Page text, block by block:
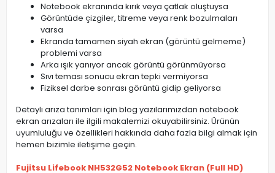
Notebook ekranında kırık veya çatlak oluştuysa
Görüntüde çizgiler, titreme veya renk bozulmaları
varsa
Ekranda tamamen siyah ekran (görüntü gelmeme)
problemi varsa
Arka ışık yanıyor ancak görüntü görünmüyorsa
Sıvı teması sonucu ekran tepki vermiyorsa
Fiziksel darbe sonrası görüntü gidip geliyorsa
Detaylı arıza tanımları için blog yazılarımızdan notebook
ekran arızaları ile ilgili makalemizi okuyabilirsiniz. Ürünün
uyumluluğu ve özellikleri hakkında daha fazla bilgi almak için
hemen bizimle iletişime geçin.
Fujitsu Lifebook NH532G52 Notebook Ekran (Full HD)